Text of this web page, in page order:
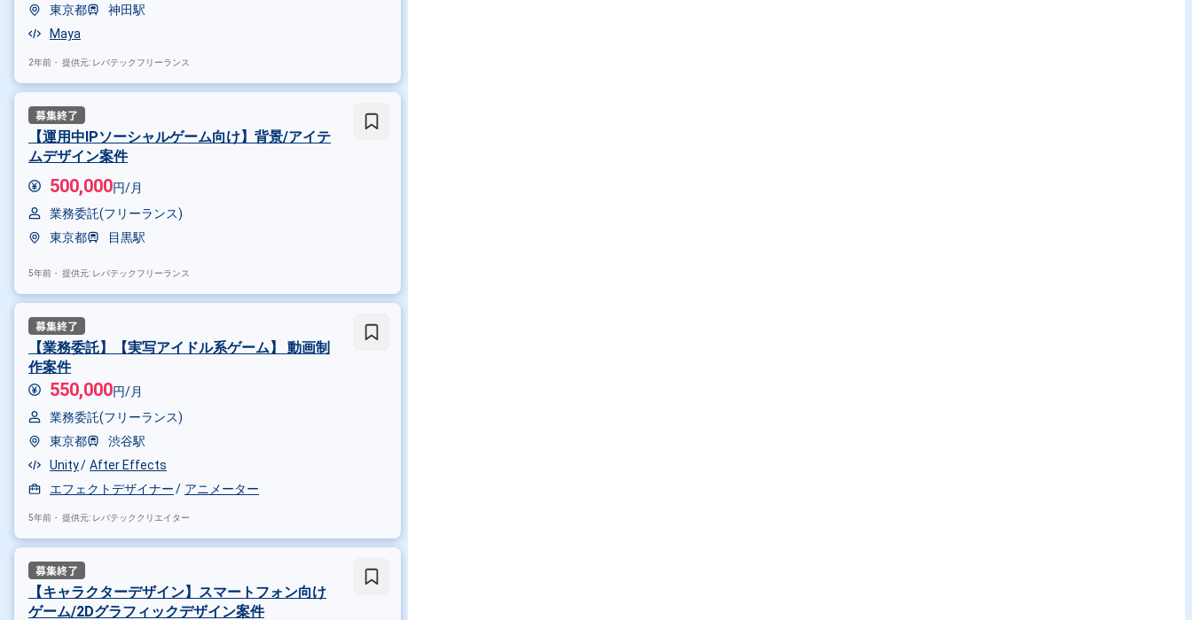
東京都
神田駅
Maya
2年前・ 提供元: レバテックフリーランス
【運用中IPソーシャルゲーム向け】背景/アイテ
ムデザイン案件
500,000円/月
業務委託(フリーランス)
東京都
目黒駅
5年前・ 提供元: レバテックフリーランス
【業務委託】【実写アイドル系ゲーム】 動画制
作案件
550,000円/月
業務委託(フリーランス)
東京都
渋谷駅
Unity
After Effects
エフェクトデザイナー
アニメーター
5年前・ 提供元: レバテッククリエイター
【キャラクターデザイン】スマートフォン向け
ゲーム/2Dグラフィックデザイン案件その他開発言語・スキルから探す